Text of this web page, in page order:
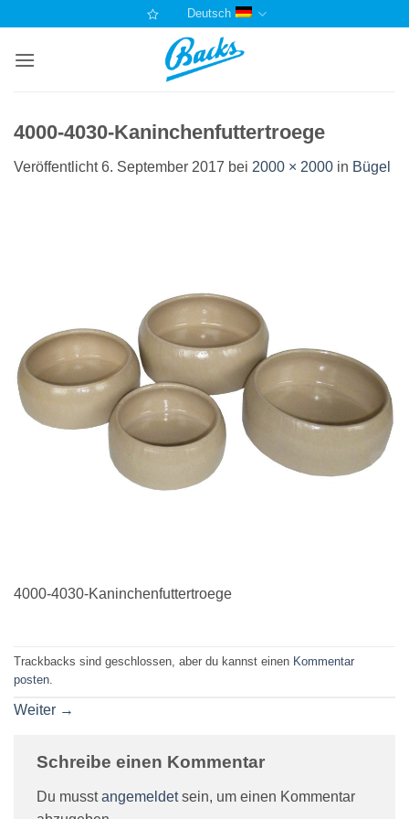
springen
Deutsch
4000-4030-Kaninchenfuttertroege
Veröffentlicht6. September 2017 bei 2000 × 2000 in Bügel
4000-4030-Kaninchenfuttertroege
Trackbacks sind geschlossen, aber du kannst einen Kommentar
posten.
Weiter →
Schreibe einen Kommentar
Du musstangemeldetsein, um einen Kommentar